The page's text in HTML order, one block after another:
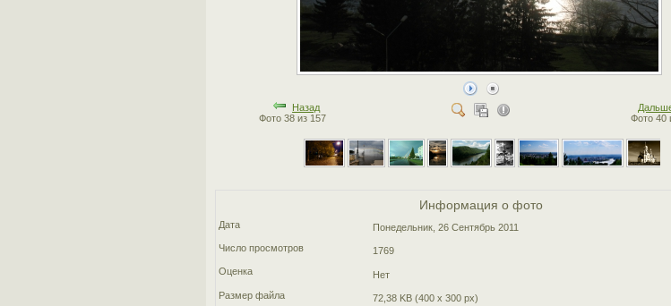
Назад
Фото 38 из 157
Фото 40
Информация о фото
Дата
Понедельник, 26 Сентябрь 2011
Число просмотров
1769
Оценка
Нет
Размер файла
72,38 KB (400 x 300 px)